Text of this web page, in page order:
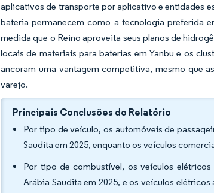
aplicativos de transporte por aplicativo e entidades
bateria permanecem como a tecnologia preferida
medida que o Reino aproveita seus planos de
locais de materiais para baterias em Yanbu e os
ancoram uma vantagem competitiva, mesmo que
varejo.
Principais Conclusões do Relatório
Por tipo de veículo, os automóveis de
Saudita em 2025, enquanto os veículos
Por tipo de combustível, os veículos
Arábia Saudita em 2025, e os veículos